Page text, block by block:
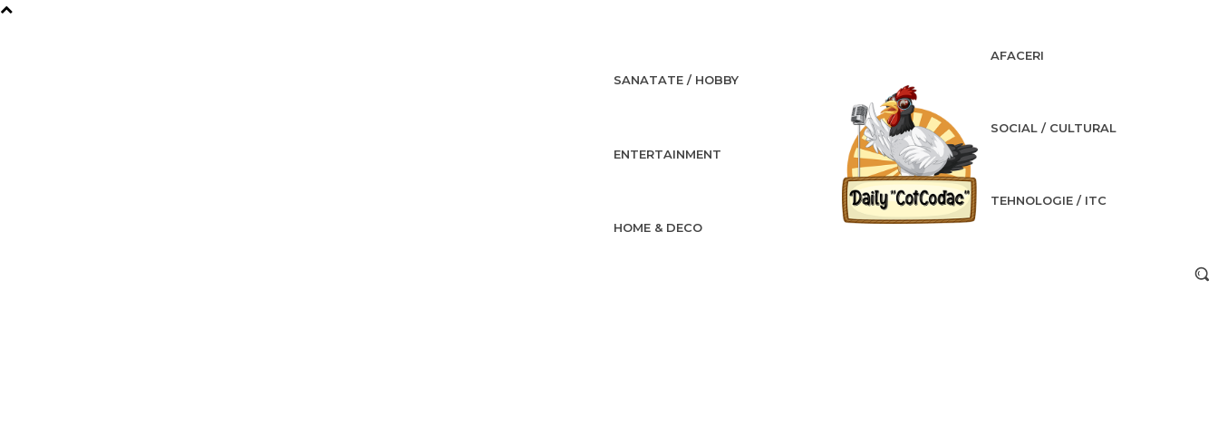
SANATATE / HOBBY
ENTERTAINMENT
HOME & DECO
AFACERI
SOCIAL / CULTURAL
TEHNOLOGIE / ITC